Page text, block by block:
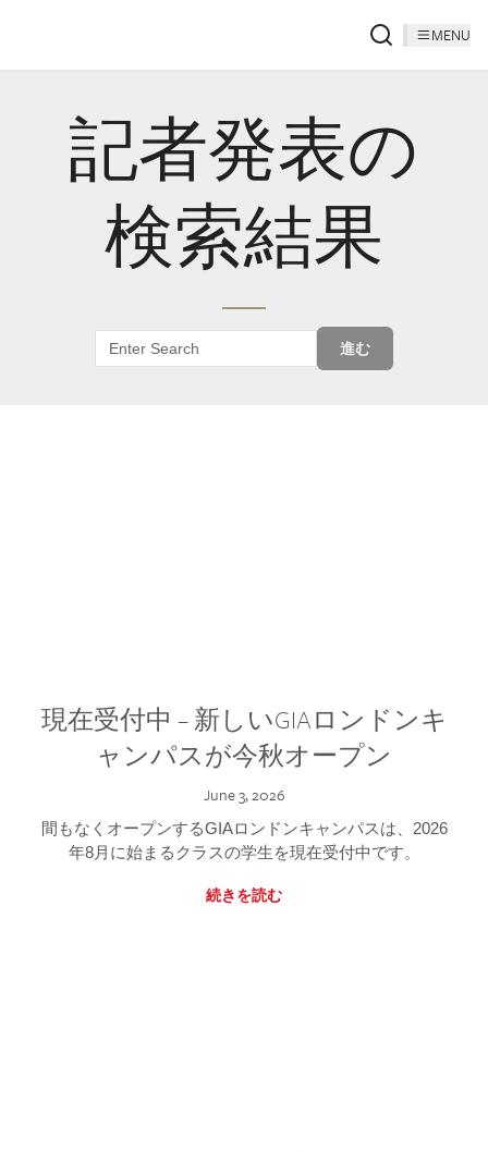
MENU
記者発表の
検索結果
進む
現在受付中 – 新しいGIAロンドンキ
ャンパスが今秋オープン
June 3, 2026
間もなくオープンするGIAロンドンキャンパスは、2026
年8月に始まるクラスの学生を現在受付中です。
続きを読む